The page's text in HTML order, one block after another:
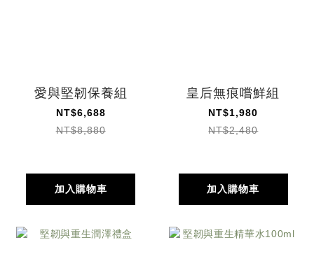
愛與堅韌保養組
NT$6,688
NT$8,880
加入購物車
皇后無痕嚐鮮組
NT$1,980
NT$2,480
加入購物車